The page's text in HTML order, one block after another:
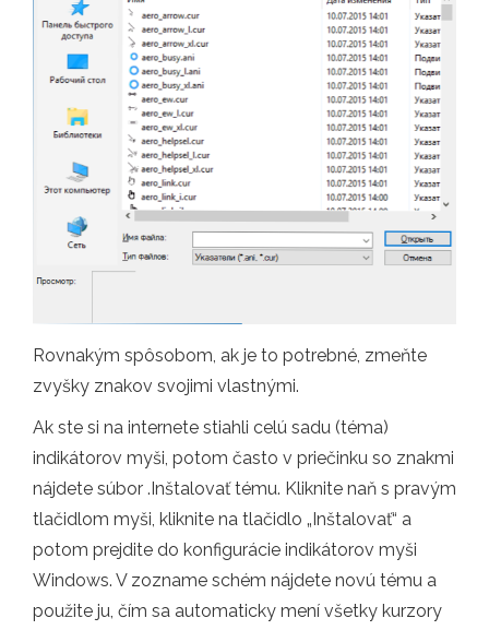
Rovnakým spôsobom, ak je to potrebné, zmeňte
zvyšky znakov svojimi vlastnými.
Ak ste si na internete stiahli celú sadu (téma)
indikátorov myši, potom často v priečinku so znakmi
nájdete súbor .Inštalovať tému. Kliknite naň s pravým
tlačidlom myši, kliknite na tlačidlo „Inštalovať“ a
potom prejdite do konfigurácie indikátorov myši
Windows. V zozname schém nájdete novú tému a
použite ju, čím sa automaticky mení všetky kurzory